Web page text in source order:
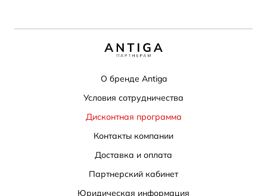
О бренде Antiga
Условия сотрудничества
Дисконтная программа
Контакты компании
Доставка и оплата
Партнерский кабинет
Юридическая информация